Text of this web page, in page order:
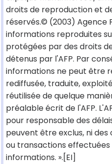
droits de reproduction et
réservés.© (2003) Agence
informations reproduites
protégées par des droits
détenus par l'AFP. Par
informations ne peut être
rediffusée, traduite,
réutilisée de quelque
préalable écrit de l'AFP.
pour responsable des
peuvent être exclus, ni
ou transactions effectuées
informations. ».[EI]